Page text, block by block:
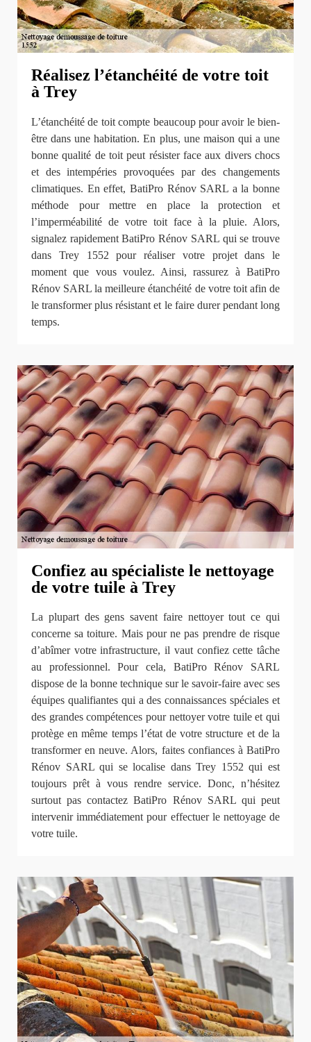
Réalisez l’étanchéité de votre toit
à Trey
L’étanchéité de toit compte beaucoup pour avoir le bien-
être dans une habitation. En plus, une maison qui a une
bonne qualité de toit peut résister face aux divers chocs
et des intempéries provoquées par des changements
climatiques. En effet, BatiPro Rénov SARL a la bonne
méthode pour mettre en place la protection et
l’imperméabilité de votre toit face à la pluie. Alors,
signalez rapidement BatiPro Rénov SARL qui se trouve
dans Trey 1552 pour réaliser votre projet dans le
moment que vous voulez. Ainsi, rassurez à BatiPro
Rénov SARL la meilleure étanchéité de votre toit afin de
le transformer plus résistant et le faire durer pendant long
temps.
Confiez au spécialiste le nettoyage
de votre tuile à Trey
La plupart des gens savent faire nettoyer tout ce qui
concerne sa toiture. Mais pour ne pas prendre de risque
d’abîmer votre infrastructure, il vaut confiez cette tâche
au professionnel. Pour cela, BatiPro Rénov SARL
dispose de la bonne technique sur le savoir-faire avec ses
équipes qualifiantes qui a des connaissances spéciales et
des grandes compétences pour nettoyer votre tuile et qui
protège en même temps l’état de votre structure et de la
transformer en neuve. Alors, faites confiances à BatiPro
Rénov SARL qui se localise dans Trey 1552 qui est
toujours prêt à vous rendre service. Donc, n’hésitez
surtout pas contactez BatiPro Rénov SARL qui peut
intervenir immédiatement pour effectuer le nettoyage de
votre tuile.